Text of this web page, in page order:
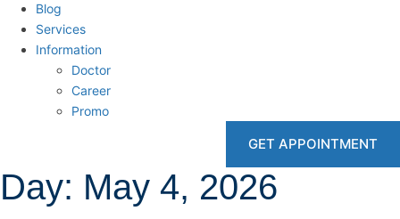
Blog
Services
Information
Doctor
Career
Promo
GET APPOINTMENT
Day: May 4, 2026